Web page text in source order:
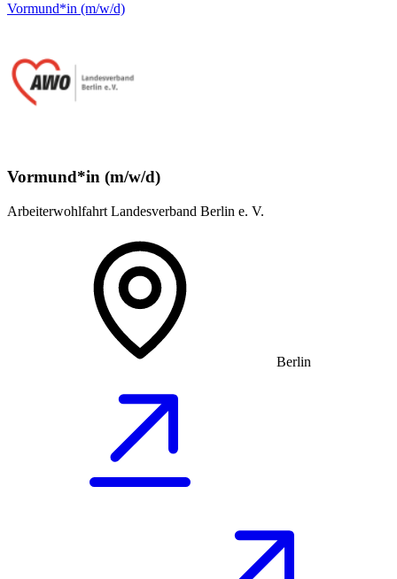
Vormund*in (m/w/d)
Vormund*in (m/w/d)
Arbeiterwohlfahrt Landesverband Berlin e. V.
Berlin